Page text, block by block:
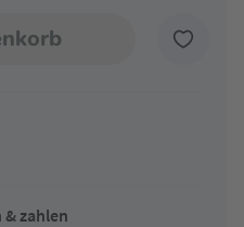
zahlen